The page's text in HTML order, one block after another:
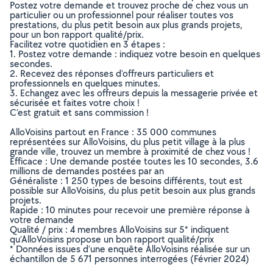
Postez votre demande et trouvez proche de chez vous un
particulier ou un professionnel pour réaliser toutes vos
prestations, du plus petit besoin aux plus grands projets,
pour un bon rapport qualité/prix.
Facilitez votre quotidien en 3 étapes :
1. Postez votre demande : indiquez votre besoin en quelques
secondes.
2. Recevez des réponses d’offreurs particuliers et
professionnels en quelques minutes.
3. Echangez avec les offreurs depuis la messagerie privée et
sécurisée et faites votre choix !
C’est gratuit et sans commission !
AlloVoisins partout en France : 35 000 communes
représentées sur AlloVoisins, du plus petit village à la plus
grande ville, trouvez un membre à proximité de chez vous !
Efficace : Une demande postée toutes les 10 secondes, 3.6
millions de demandes postées par an
Généraliste : 1 250 types de besoins différents, tout est
possible sur AlloVoisins, du plus petit besoin aux plus grands
projets.
Rapide : 10 minutes pour recevoir une première réponse à
votre demande
Qualité / prix : 4 membres AlloVoisins sur 5* indiquent
qu’AlloVoisins propose un bon rapport qualité/prix
* Données issues d’une enquête AlloVoisins réalisée sur un
échantillon de 5 671 personnes interrogées (Février 2024)